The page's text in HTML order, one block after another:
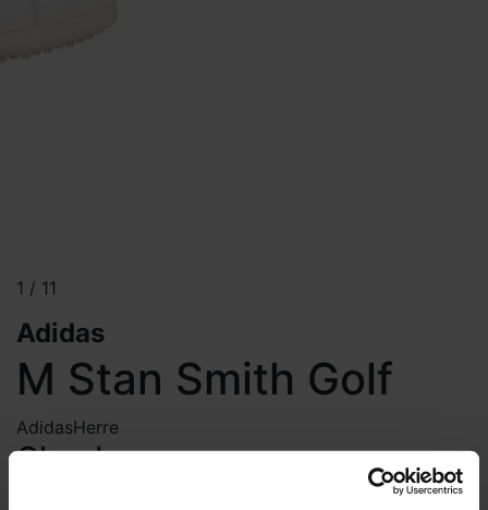
1 / 11
Adidas
M Stan Smith Golf
AdidasHerre
Cloud